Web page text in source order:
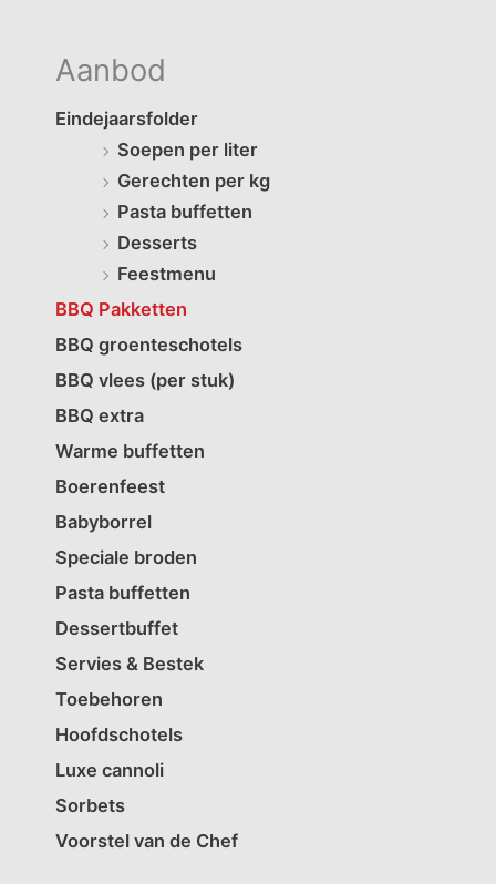
Aanbod
Eindejaarsfolder
Soepen per liter
Gerechten per kg
Pasta buffetten
Desserts
Feestmenu
BBQ Pakketten
BBQ groenteschotels
BBQ vlees (per stuk)
BBQ extra
Warme buffetten
Boerenfeest
Babyborrel
Speciale broden
Pasta buffetten
Dessertbuffet
Servies & Bestek
Toebehoren
Hoofdschotels
Luxe cannoli
Sorbets
Voorstel van de Chef